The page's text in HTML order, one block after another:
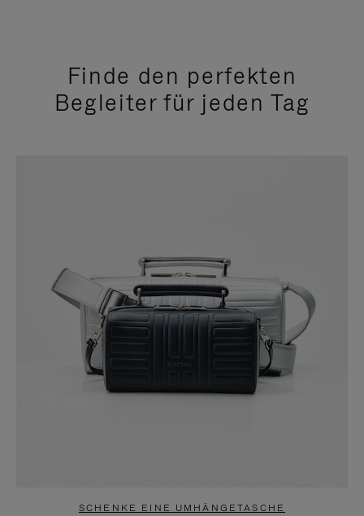
Finde den perfekten
Begleiter für jeden Tag
SCHENKE EINE UMHÄNGETASCHE